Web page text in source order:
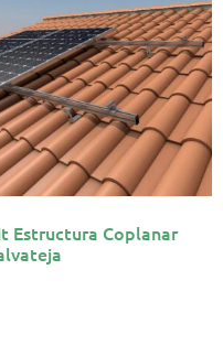
Estructura Coplanar